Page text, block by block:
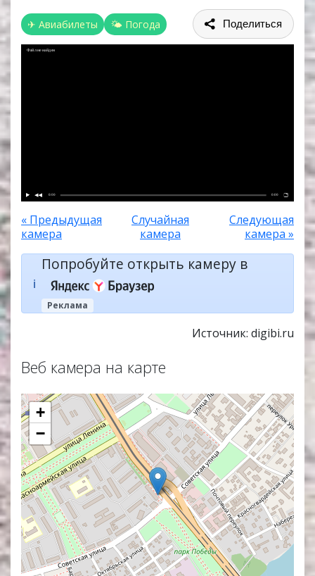
✈ Авиабилеты 🌤 Погода Поделиться
Файл не найден
0:00 0:00
« Предыдущая
камера
Случайная
камера
Следующая
камера »
ℹ️
Попробуйте открыть камеру в
Реклама
Источник: digibi.ru
Веб камера на карте
+
−